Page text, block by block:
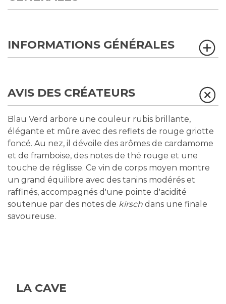
INFORMATIONS GÉNÉRALES
AVIS DES CRÉATEURS
Blau Verd arbore une couleur rubis brillante,
élégante et mûre avec des reflets de rouge griotte
foncé. Au nez, il dévoile des arômes de cardamome
et de framboise, des notes de thé rouge et une
touche de réglisse. Ce vin de corps moyen montre
un grand équilibre avec des tanins modérés et
raffinés, accompagnés d'une pointe d'acidité
soutenue par des notes de kirsch dans une finale
savoureuse.
LA CAVE